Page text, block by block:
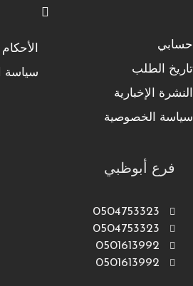
حسابي
تاريخ الطلب
النشرة الإخبارية
سياسة الخصوصية
سياسة
فرع أبوظبي
0504753323
0504753323
0501613992
0501613992